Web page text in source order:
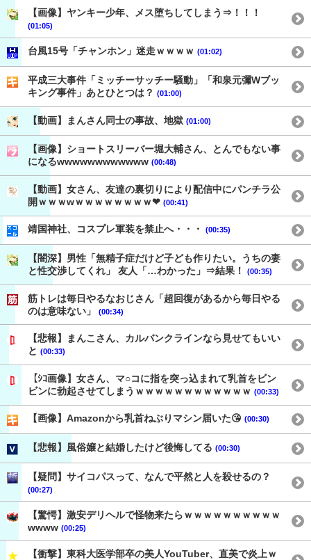
【画像】ヤンキー少年、メス堕ちしてしまう⇒！！！
(01:05)
台風15号「チャンホン」迷走ｗｗｗｗ (01:02)
平成三大事件「ミッチーサッチー騒動」「和泉元彌Wブッ
キング事件」あとひとつは？ (01:00)
【動画】まんさん同士の事故、地獄 (01:00)
【画像】ショートスリーバー堀大輔さん、とんでもない事
になるwwwwwwwwwwww (00:48)
【動画】女さん、友達の裏切りにより配信中にパンチラ公
開ｗｗｗwｗｗｗｗｗｗｗｗ❤ (00:41)
靖国神社、コスプレ軍装を禁止へ・・・ (00:35)
【闇深】男性「無精子症だけど子ども作りたい。うちの妻
と性交渉してくれ」 友人「…わかった」⇒結果！
(00:35)
筋トレは毎日やるなおじさん「超回復があるから毎日やる
のは意味ない」
(00:34)
【悲報】まんこさん、カルバンクラインなら見せてもいい
と (00:33)
【ｼｺ画像】女さん、マ○コに指を突っ込まれて乳首をビン
ビンに勃起させてしまうｗｗｗｗｗｗｗｗｗｗｗｗ (00:33)
【画像】Amazonから乳首ねぶりマシン届いた😘 (00:30)
【悲報】風俗嬢と結婚したけど後悔してる (00:30)
【疑問】サイコパスって、なんで平然と人を殺せるの？
(00:27)
【驚愕】激安デリヘルで怪物来たらｗｗｗｗｗｗｗｗｗｗ
wwww (00:25)
【衝撃】東科大医学部卒の美人YouTuber、直美で炎上ｗ